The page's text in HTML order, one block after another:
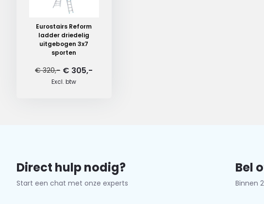
Eurostairs Reform
ladder driedelig
uitgebogen 3x7
sporten
€ 320,- € 305,-
Excl. btw
Direct hulp nodig?
Start een chat met onze experts
Bel
Binnen